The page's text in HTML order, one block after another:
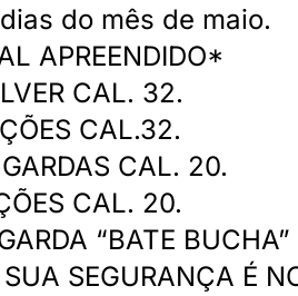
do mês de maio.
APREENDIDO*
CAL. 32.
CAL.32.
CAL. 20.
CAL. 20.
“BATE
SEGURANÇA É